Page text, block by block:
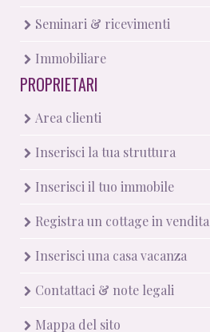
Seminari & ricevimenti
Immobiliare
PROPRIETARI
Area clienti
Inserisci la tua struttura
Inserisci il tuo immobile
Registra un cottage in vendita
Inserisci una casa vacanza
Contattaci & note legali
Mappa del sito